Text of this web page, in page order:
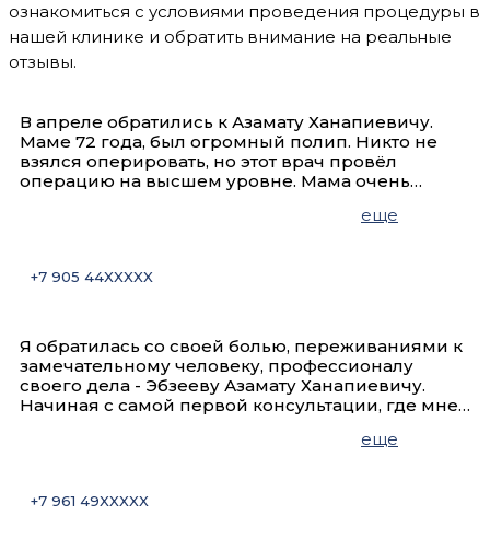
ознакомиться с условиями проведения процедуры в
нашей клинике и обратить внимание на реальные
отзывы.
В апреле обратились к Азамату Ханапиевичу.
Маме 72 года, был огромный полип. Никто не
взялся оперировать, но этот врач провёл
операцию на высшем уровне. Мама очень
😊 Очень грамотный, вежливый, внимательный.
еще
+7 905 44XXXXX
Я обратилась со своей болью, переживаниями к
замечательному человеку, профессионалу
своего дела - Эбзееву Азамату Ханапиевичу.
Начиная с самой первой консультации, где мне
конечным результатом - операцией, Азамат
анализов​ (даже по телефону) . Спасибо
еще
+7 961 49XXXXX